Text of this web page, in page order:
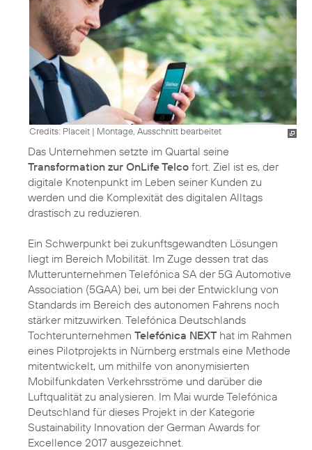
Credits: Placeit | Montage, Ausschnitt bearbeitet
Das Unternehmen setzte im Quartal seine
Transformation zur OnLife Telco fort. Ziel ist es, der
digitale Knotenpunkt im Leben seiner Kunden zu
werden und die Komplexität des digitalen Alltags
drastisch zu reduzieren.
Ein Schwerpunkt bei zukunftsgewandten Lösungen
liegt im Bereich Mobilität. Im Zuge dessen trat das
Mutterunternehmen Telefónica SA der 5G Automotive
Association (5GAA) bei, um bei der Entwicklung von
Standards im Bereich des autonomen Fahrens noch
stärker mitzuwirken. Telefónica Deutschlands
Tochterunternehmen Telefónica NEXT hat im Rahmen
eines Pilotprojekts in Nürnberg erstmals eine Methode
mitentwickelt, um mithilfe von anonymisierten
Mobilfunkdaten Verkehrsströme und darüber die
Luftqualität zu analysieren. Im Mai wurde Telefónica
Deutschland für dieses Projekt in der Kategorie
Sustainability Innovation der German Awards for
Excellence 2017 ausgezeichnet.